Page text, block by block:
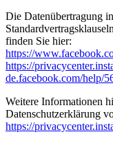
Die Datenübertragung
finden Sie hier:
https://
https://
de.facebook.com/help/
Weitere Informationen
Datenschutzerklärung
https://